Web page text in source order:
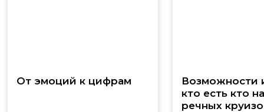
От эмоций к цифрам
Возможности
кто есть кто
речных